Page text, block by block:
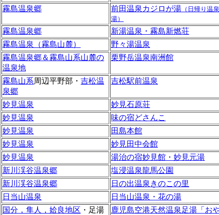
霧島温泉郷
前田温泉カジロが湯 （日帰り温
湯）
霧島温泉郷
新湯温泉・霧島新燃荘
霧島温泉（霧島山麓）
野々湯温泉
霧島温泉郷＆霧島山系山麓の
温泉地
栗野岳温泉南洲館
霧島山系周辺平野部・ 吉松温
泉郷
吉松駅前温泉
妙見温泉
妙見石原荘
妙見温泉
味の宿どさんこ
妙見温泉
田島本館
妙見温泉
妙見田中会館
妙見温泉
湯治の宿妙見館・妙見元湯
新川渓谷温泉郷
塩浸温泉龍馬公園
新川渓谷温泉郷
日の出温泉きのこの里
日当山温泉
日当山温泉・花の湯
国分，隼人，姶良地区 ・足湯
鹿児島空港天然温泉足湯「お